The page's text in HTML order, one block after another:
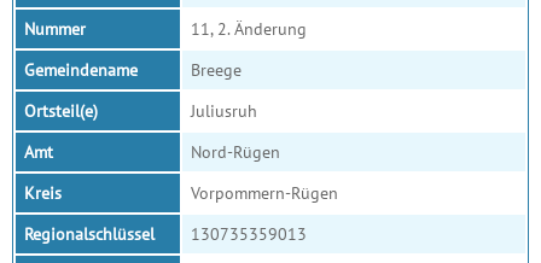
Nummer
11, 2. Änderung
Gemeindename
Breege
Ortsteil(e)
Juliusruh
Amt
Nord-Rügen
Kreis
Vorpommern-Rügen
Regionalschlüssel
130735359013